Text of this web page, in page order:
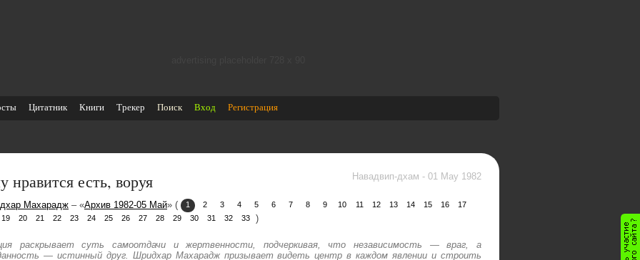
Цитатник Книги Трекер Поиск Вход Регистрация
нравится есть, воруя Навадвип-дхам - 01 May 1982
Махарадж – «Архив 1982-05 Май» ( 1 2 3 4 5 6 7 8 9 10 11 12 13 14 15 16
17
19
20 21 22 23 24 25 26 27 28 29 30 31 32 33 )
раскрывает суть самоотдачи и жертвенности, подчеркивая, что независимость — враг, а
— истинный друг. Шридхар Махарадж призывает видеть центр в каждом явлении и строить